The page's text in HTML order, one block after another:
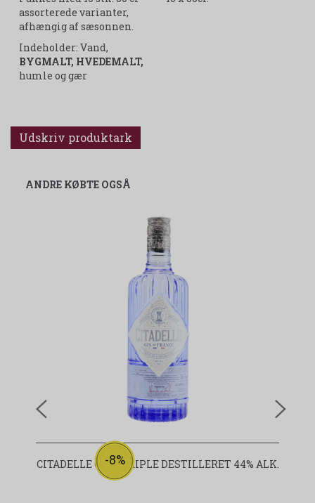
assorterede varianter,
afhængig af sæsonnen.
Indeholder: Vand,
BYGMALT, HVEDEMALT,
humle og gær
Udskriv produktark
ANDRE KØBTE OGSÅ
-8%
CITADELLE GIN - TRIPLE DESTILLERET 44% ALK.